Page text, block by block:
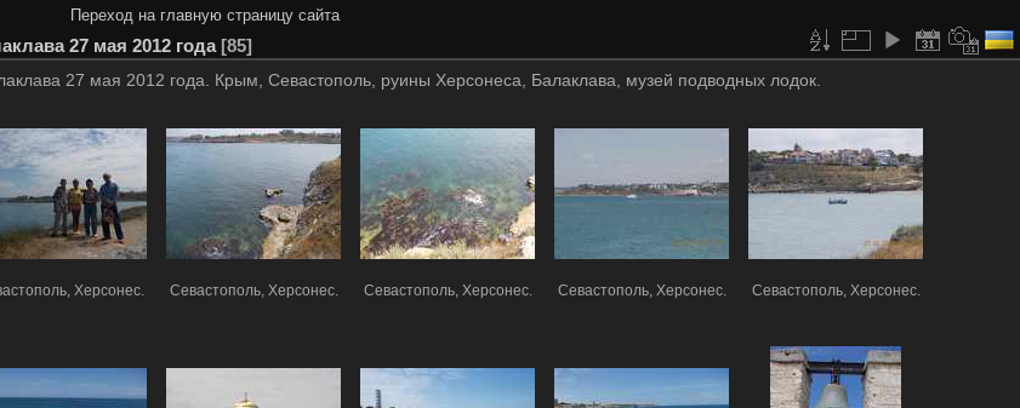
Переход на главную страницу сайта
27 мая 2012 года 85
27 мая 2012 года. Крым, Севастополь, руины Херсонеса, Балаклава, музей подводных лодок.
Херсонес. Севастополь, Херсонес. Севастополь, Херсонес. Севастополь, Херсонес. Севастополь, Херсонес.